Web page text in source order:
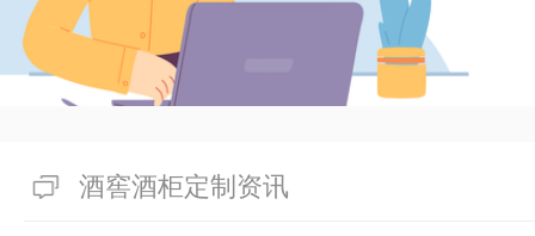
像“四川省金牛区定做私家恒
虑情况，其实拣选一家牢靠
出于这个原因私家恒温恒湿酒
求、复杂程度等变换，一般在
酒窖酒柜定制资讯